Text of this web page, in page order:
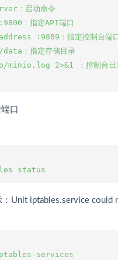
：启动命令
：指定API端口
:9889：指定控制台端
：指定存储目录
minio.log 2>&1 ：控制台
口
Unit iptables.service could
services